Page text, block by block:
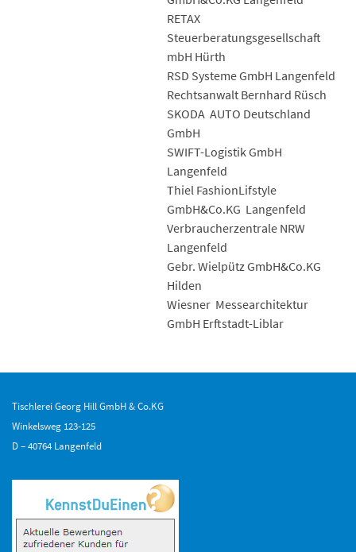
RETAX
Steuerberatungsgesellschaft
mbH Hürth
RSD Systeme GmbH Langenfeld
Rechtsanwalt Bernhard Rüsch
SKODA AUTO Deutschland
GmbH
SWIFT-Logistik GmbH
Langenfeld
Thiel FashionLifstyle
GmbH&Co.KG Langenfeld
Verbraucherzentrale NRW
Langenfeld
Gebr. Wielpütz GmbH&Co.KG
Hilden
Wiesner Messearchitektur
GmbH Erftstadt-Liblar
Tischlerei Georg Hill GmbH & Co.KG
Winkelsweg 123-125
D – 40764 Langenfeld